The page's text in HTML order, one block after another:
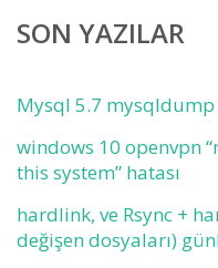
SON YAZILAR
Mysql 5.7
windows 10 openvpn
this system” hatası
hardlink, ve Rsync +
değişen dosyaları)